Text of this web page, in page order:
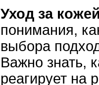
Уход за
понимания,
выбора
Важно знать,
реагирует на